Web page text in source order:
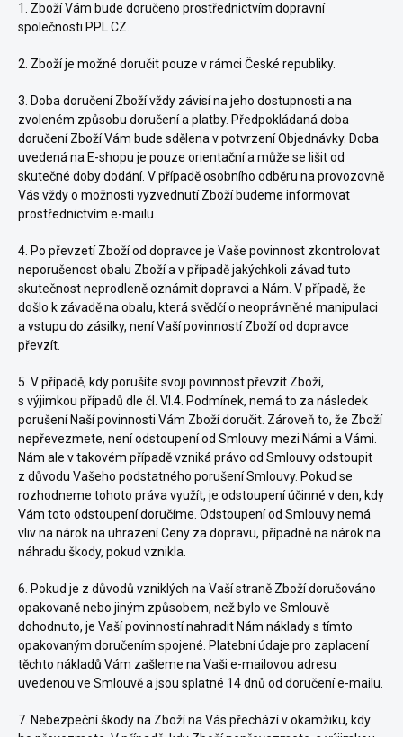
1. Zboží Vám bude doručeno prostřednictvím dopravní
společnosti PPL CZ.
2. Zboží je možné doručit pouze v rámci České republiky.
3. Doba doručení Zboží vždy závisí na jeho dostupnosti a na
zvoleném způsobu doručení a platby. Předpokládaná doba
doručení Zboží Vám bude sdělena v potvrzení Objednávky. Doba
uvedená na E-shopu je pouze orientační a může se lišit od
skutečné doby dodání. V případě osobního odběru na provozovně
Vás vždy o možnosti vyzvednutí Zboží budeme informovat
prostřednictvím e-mailu.
4. Po převzetí Zboží od dopravce je Vaše povinnost zkontrolovat
neporušenost obalu Zboží a v případě jakýchkoli závad tuto
skutečnost neprodleně oznámit dopravci a Nám. V případě, že
došlo k závadě na obalu, která svědčí o neoprávněné manipulaci
a vstupu do zásilky, není Vaší povinností Zboží od dopravce
převzít.
5. V případě, kdy porušíte svoji povinnost převzít Zboží,
s výjimkou případů dle čl. VI. 4. Podmínek, nemá to za následek
porušení Naší povinnosti Vám Zboží doručit. Zároveň to, že Zboží
nepřevezmete, není odstoupení od Smlouvy mezi Námi a Vámi.
Nám ale v takovém případě vzniká právo od Smlouvy odstoupit
z důvodu Vašeho podstatného porušení Smlouvy. Pokud se
rozhodneme tohoto práva využít, je odstoupení účinné v den, kdy
Vám toto odstoupení doručíme. Odstoupení od Smlouvy nemá
vliv na nárok na uhrazení Ceny za dopravu, případně na nárok na
náhradu škody, pokud vznikla.
6. Pokud je z důvodů vzniklých na Vaší straně Zboží doručováno
opakovaně nebo jiným způsobem, než bylo ve Smlouvě
dohodnuto, je Vaší povinností nahradit Nám náklady s tímto
opakovaným doručením spojené. Platební údaje pro zaplacení
těchto nákladů Vám zašleme na Vaši e-mailovou adresu
uvedenou ve Smlouvě a jsou splatné 14 dnů od doručení e-mailu.
7. Nebezpeční škody na Zboží na Vás přechází v okamžiku, kdy